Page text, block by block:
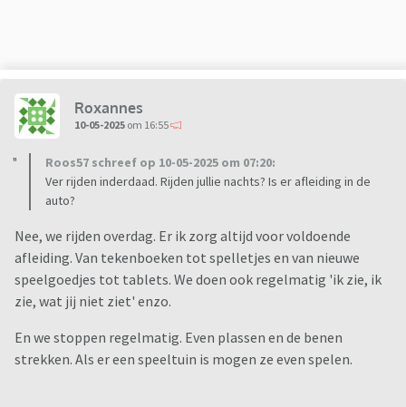
Roxannes
10-05-2025 om 16:55
Roos57 schreef op 10-05-2025 om 07:20:
Ver rijden inderdaad. Rijden jullie nachts? Is er afleiding in de
auto?
Nee, we rijden overdag. Er ik zorg altijd voor voldoende
afleiding. Van tekenboeken tot spelletjes en van nieuwe
speelgoedjes tot tablets. We doen ook regelmatig 'ik zie, ik
zie, wat jij niet ziet' enzo.
En we stoppen regelmatig. Even plassen en de benen
strekken. Als er een speeltuin is mogen ze even spelen.